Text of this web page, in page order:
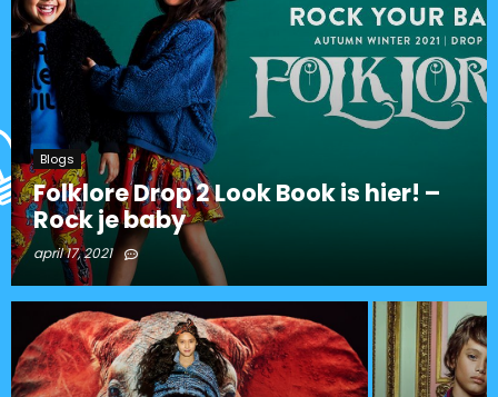
Blogs
Folklore Drop 2 Look Book is hier! –
Rock je baby
april 17, 2021